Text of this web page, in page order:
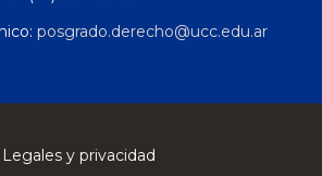
posgrado.derecho@ucc.edu.ar
Legales y privacidad